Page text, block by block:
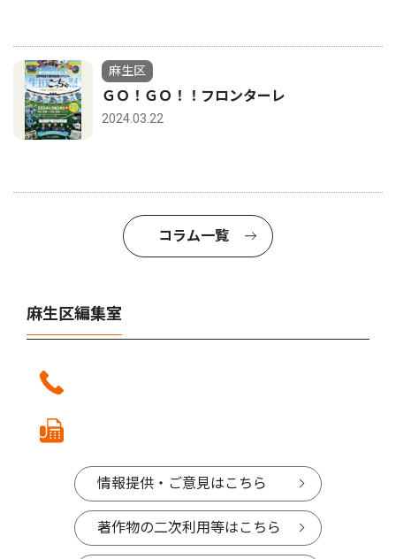
麻生区
ＧＯ！ＧＯ！！フロンターレ
2024.03.22
コラム一覧
麻生区編集室
情報提供・ご意見はこちら
著作物の二次利用等はこちら